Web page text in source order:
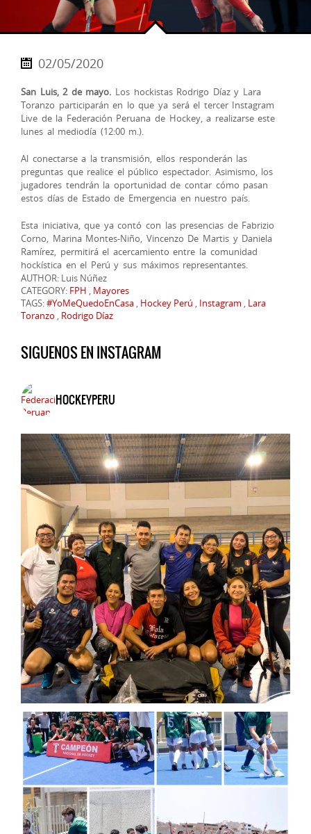
02/05/2020
San Luis, 2 de mayo. Los hockistas Rodrigo Díaz y Lara
Toranzo participarán en lo que ya será el tercer Instagram
Live de la Federación Peruana de Hockey, a realizarse este
lunes al mediodía (12:00 m.).
Al conectarse a la transmisión, ellos responderán las
preguntas que realice el público espectador. Asimismo, los
jugadores tendrán la oportunidad de contar cómo pasan
estos días de Estado de Emergencia en nuestro país.
Esta iniciativa, que ya contó con las presencias de Fabrizio
Corno, Marina Montes-Niño, Vincenzo De Martis y Daniela
Ramírez, permitirá el acercamiento entre la comunidad
hockística en el Perú y sus máximos representantes.
AUTHOR: Luis Núñez
CATEGORY: FPH , Mayores
TAGS:#YoMeQuedoEnCasa , Hockey Perú , Instagram , Lara
Toranzo , Rodrigo Díaz
SIGUENOS EN INSTAGRAM
HOCKEYPERU